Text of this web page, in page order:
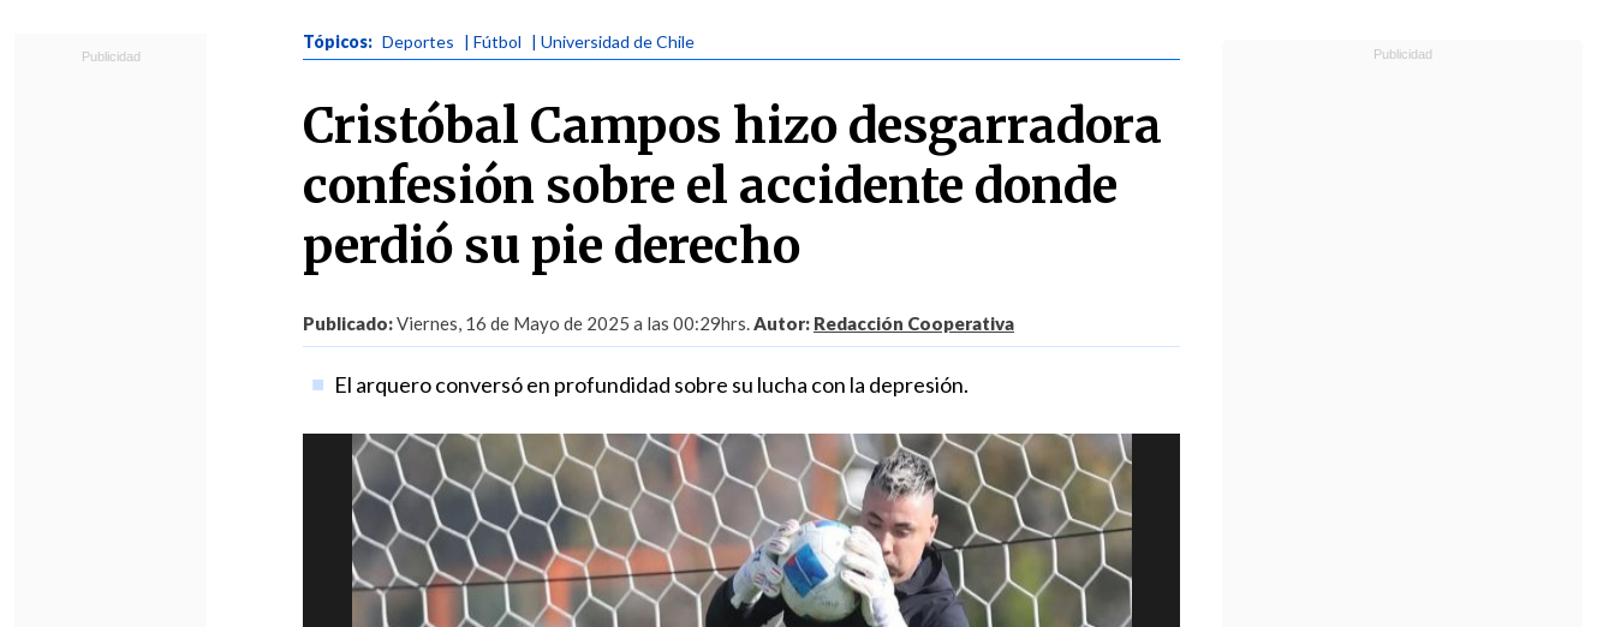
Tópicos: Deportes | Fútbol | Universidad de Chile
Cristóbal Campos hizo desgarradora
confesión sobre el accidente donde
perdió su pie derecho
Publicado:Viernes, 16 de Mayo de 2025 a las 00:29hrs.Autor: Redacción Cooperativa
El arquero conversó en profundidad sobre su lucha con la depresión.